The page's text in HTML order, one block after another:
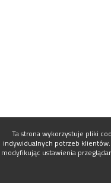
Ta strona wykorzystuje pliki
indywidualnych potrzeb
modyfikując ustawienia